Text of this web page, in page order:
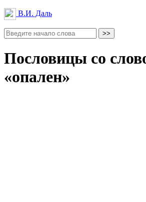
В.И. Даль
Пословицы со
«опален»